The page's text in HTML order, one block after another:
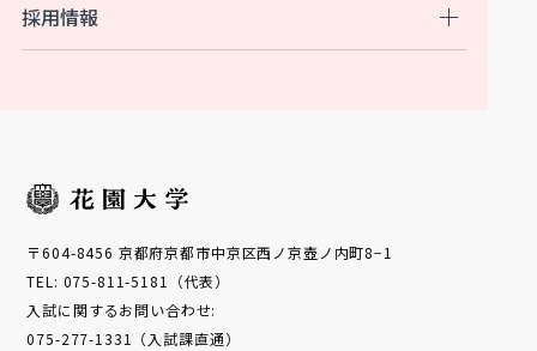
採用情報
〒604-8456 京都府京都市中京区西ノ京壺ノ内町8−1
TEL: 075-811-5181（代表）
入試に関するお問い合わせ:
075-277-1331（入試課直通）